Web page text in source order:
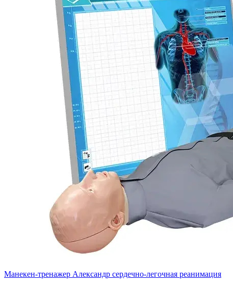
Манекен-тренажер Александр сердечно-легочная реанимация